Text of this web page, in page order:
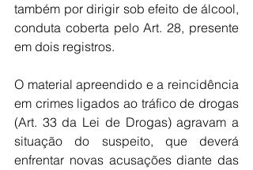
também por dirigir sob efeito de álcool,
conduta coberta pelo Art. 28, presente
em dois registros.
O material apreendido e a reincidência
em crimes ligados ao tráfico de drogas
(Art. 33 da Lei de Drogas) agravam a
situação do suspeito, que deverá
enfrentar novas acusações diante das